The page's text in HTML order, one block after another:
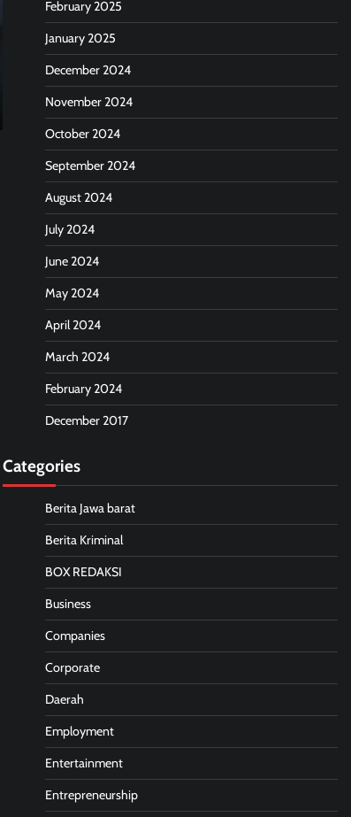
February 2025
January 2025
December 2024
November 2024
October 2024
September 2024
August 2024
July 2024
June 2024
May 2024
April 2024
March 2024
February 2024
December 2017
Categories
Berita Jawa barat
Berita Kriminal
BOX REDAKSI
Business
Companies
Corporate
Daerah
Employment
Entertainment
Entrepreneurship